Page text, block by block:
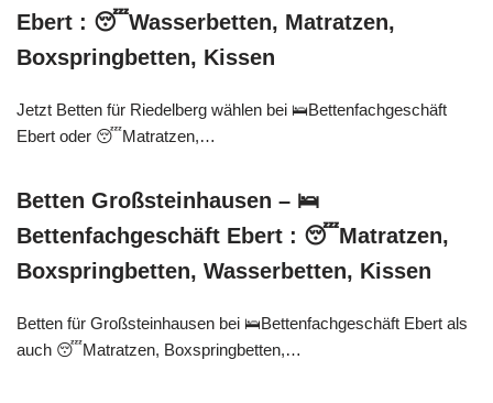
Ebert : 😴Wasserbetten, Matratzen,
Boxspringbetten, Kissen
Jetzt Betten für Riedelberg wählen bei 🛌Bettenfachgeschäft
Ebert oder 😴Matratzen,…
Betten Großsteinhausen – 🛌
Bettenfachgeschäft Ebert : 😴Matratzen,
Boxspringbetten, Wasserbetten, Kissen
Betten für Großsteinhausen bei 🛌Bettenfachgeschäft Ebert als
auch 😴Matratzen, Boxspringbetten,…